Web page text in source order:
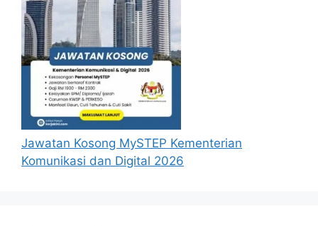
Jawatan Kosong MySTEP Kementerian
Komunikasi dan Digital 2026